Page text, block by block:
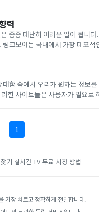
력
종종 대단히 어려운 일이 됩니
크모아는 국내에서 가장 대표적
함 속에서 우리가 원하는 정보
한 사이트들은 사용자가 필요로
1
기 실시간 TV 무료 시청 방법
가장 빠르고 정확하게 전달합니다.